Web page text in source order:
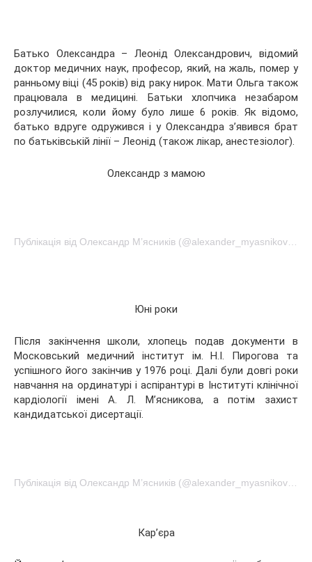
Батько Олександра – Леонід Олександрович, відомий
доктор медичних наук, професор, який, на жаль, помер у
ранньому віці (45 років) від раку нирок. Мати Ольга також
працювала в медицині. Батьки хлопчика незабаром
розлучилися, коли йому було лише 6 років. Як відомо,
батько вдруге одружився і у Олександра з’явився брат
по батьківській лінії – Леонід (також лікар, анестезіолог).
Олександр з мамою
Юні роки
Після закінчення школи, хлопець подав документи в
Московський медичний інститут ім. Н.І. Пирогова та
успішного його закінчив у 1976 році. Далі були довгі роки
навчання на ординатурі і аспірантурі в Інституті клінічної
кардіології імені А. Л. М’ясникова, а потім захист
кандидатської дисертації.
Кар’єра